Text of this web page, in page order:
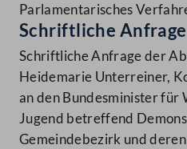
Parlamentarisches
Schriftliche Anfrage
Schriftliche Anfrage der
Heidemarie Unterreiner,
an den Bundesminister für
Jugend betreffend
Gemeindebezirk und